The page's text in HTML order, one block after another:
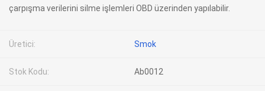
çarpışma verilerini silme işlemleri OBD üzerinden yapılabilir.
Üretici: Smok
Stok Kodu: Ab0012